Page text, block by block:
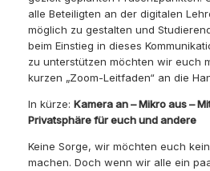
alle Beteiligten an der digitalen
möglich zu gestalten und
beim Einstieg in dieses
zu unterstützen möchten wir euch
kurzen „Zoom-Leitfaden“ an die
In kürze: Kamera an – Mikro aus –
Privatsphäre für euch und andere
Keine Sorge, wir möchten euch
machen. Doch wenn wir alle ein